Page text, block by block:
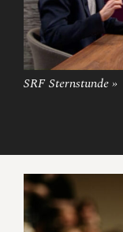
SRF Sternstunde »